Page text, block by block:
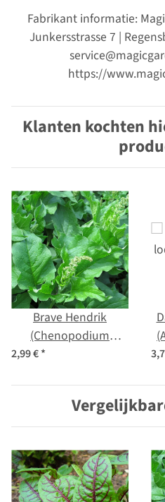
Fabrikant informatie:
Junkersstrasse 7 |
https://
Klanten kochten
Brave Hendrik
(Chenopodium
bonus-henricus) bio
2,99 €*